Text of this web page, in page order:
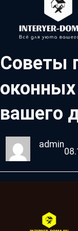
Советы
вашего
admin